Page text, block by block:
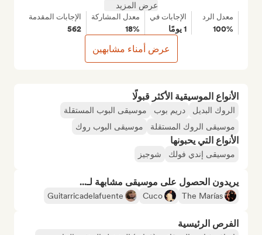
الأنواع الموسيقية الأكثر قبولًا
الروك البديل دريم بوب
موسيقى البوب المستقلة
موسيقى الروك المستقلة
موسيقى البوب روك
الأنواع التي يحبونها
موسيقى إندي فولك شوجيز
يريدون الحصول على موسيقى مشابهة لـ...
The Marías
Cuco
Guitarricadelafuente
الفرص الرئيسية
عرض المزيد
معدل الرد
100%
الإجابات في
1 يومًا
معدل المشاركة
18%
الإجابات المقدمة
562
عرض أمناء مشابهين